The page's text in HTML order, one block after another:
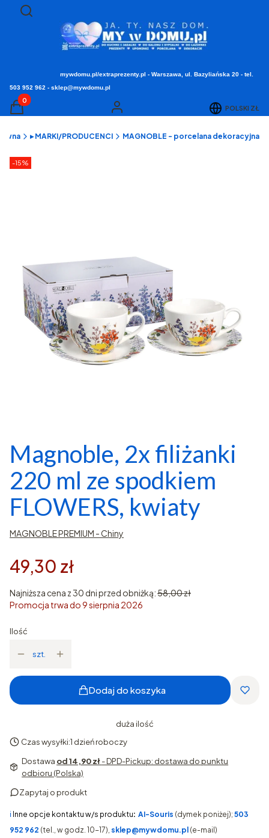
Otwórz wyszukiwarkę
Szukaj
mywdomu.pl/extraprezenty.pl - Warszawa, ul. Bazyliańska 20 - tel.
503 952 962 - sklep@mywdomu.pl
Produkty w koszyku: 0. Zobacz szczegóły
Koszyk Zaloguj się POLSKI ZŁ
▸ MARKI/PRODUCENCI MAGNOBLE - porcelana dekoracyjna
Etykiety produktu
-15%
Magnoble, 2x filiżanki
220 ml ze spodkiem
FLOWERS, kwiaty
MAGNOBLE PREMIUM - Chiny
49,30 zł
Najniższa cena z 30 dni przed obniżką:58,00 zł
Promocja trwa do 9 sierpnia 2026
Ilość
szt.
Dodaj do koszyka
duża ilość
Czas wysyłki:1 dzień roboczy
Dostawa od 14,90 zł- DPD-Pickup: dostawa do punktu
odbioru (Polska)
Zapytaj o produkt
ℹ️ Inne opcje kontaktu w/s produktu: AI-Souris (dymek poniżej); 503
952 962 (tel., w godz. 10-17), sklep@mywdomu.pl (e-mail)